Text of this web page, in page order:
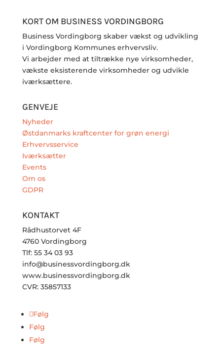
KORT OM BUSINESS VORDINGBORG
Business Vordingborg skaber vækst og udvikling
i Vordingborg Kommunes erhvervsliv.
Vi arbejder med at tiltrække nye virksomheder,
vækste eksisterende virksomheder og udvikle
iværksættere.
GENVEJE
Nyheder
Østdanmarks kraftcenter for grøn energi
Erhvervsservice
Iværksætter
Events
Om os
GDPR
KONTAKT
Rådhustorvet 4F
4760 Vordingborg
Tlf: 55 34 03 93
info@businessvordingborg.dk
www.businessvordingborg.dk
CVR: 35857133
Følg
Følg
Følg